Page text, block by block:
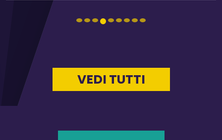
VEDI TUTTI